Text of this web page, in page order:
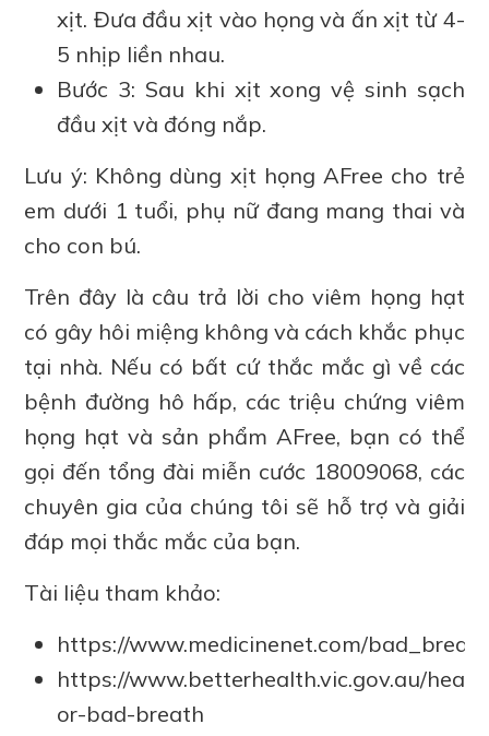
xịt. Đưa đầu xịt vào họng và ấn xịt từ 4-
5 nhịp liền nhau.
Bước 3: Sau khi xịt xong vệ sinh sạch
đầu xịt và đóng nắp.
Lưu ý: Không dùng xịt họng AFree cho trẻ
em dưới 1 tuổi, phụ nữ đang mang thai và
cho con bú.
Trên đây là câu trả lời cho viêm họng hạt
có gây hôi miệng không và cách khắc phục
tại nhà. Nếu có bất cứ thắc mắc gì về các
bệnh đường hô hấp, các triệu chứng viêm
họng hạt và sản phẩm AFree, bạn có thể
gọi đến tổng đài miễn cước 18009068, các
chuyên gia của chúng tôi sẽ hỗ trợ và giải
đáp mọi thắc mắc của bạn.
Tài liệu tham khảo:
https://www.medicinenet.com/
https://www.betterhealth.vic.gov.au/
or-bad-breath